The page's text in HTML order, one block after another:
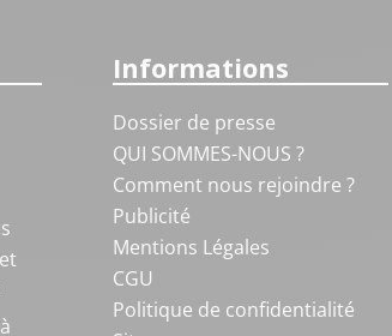
Informations
Dossier de presse
QUI SOMMES-NOUS ?
Comment nous rejoindre ?
Publicité
Mentions Légales
CGU
Politique de confidentialité